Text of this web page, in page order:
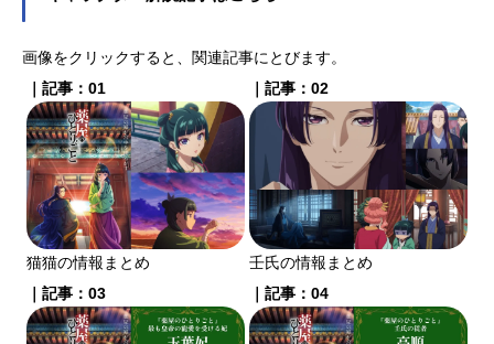
画像をクリックすると、関連記事にとびます。
｜記事：01
猫猫の情報まとめ
｜記事：02
壬氏の情報まとめ
｜記事：03
｜記事：04